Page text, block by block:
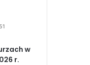
w
r.